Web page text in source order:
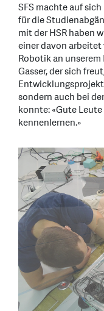
SFS machte auf
für die
mit der HSR haben
einer davon
Robotik an
Gasser, der sich
sondern auch bei
konnte: «Gute
kennenlernen.»